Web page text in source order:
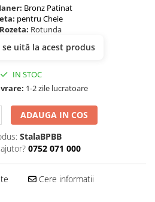
Bronz Patinat
pentru Cheie
Rotunda
uită la acest produs
IN STOC
1-2 zile lucratoare
ADAUGA IN COS
StalaBPBB
0752 071 000
Cere informatii